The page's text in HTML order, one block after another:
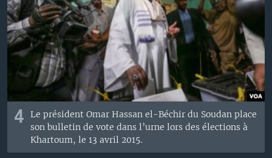
4
Le président Omar Hassan el-Béchir du Soudan place
son bulletin de vote dans l’urne lors des élections à
Khartoum, le 13 avril 2015.